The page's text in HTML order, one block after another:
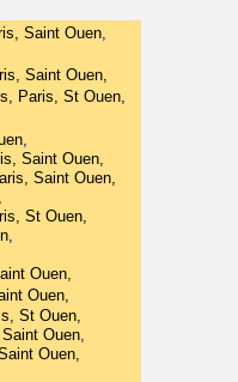
Saint Ouen,
Saint Ouen,
Paris, St Ouen,
,
Saint Ouen,
Saint Ouen,
St Ouen,
,
Ouen,
Ouen,
St Ouen,
Ouen,
Ouen,